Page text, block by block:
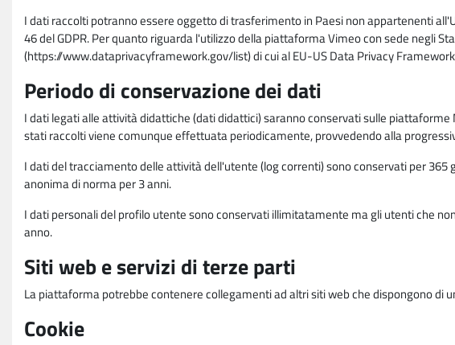
I dati raccolti potranno essere oggetto di trasferimento in Paesi non appartenenti
46 del GDPR. Per quanto riguarda l'utilizzo della piattaforma Vimeo con sede negli
(https://www.dataprivacyframework.gov/list) di cui al EU-US Data Privacy
Periodo di conservazione dei dati
I dati legati alle attività didattiche (dati didattici) saranno conservati sulle
stati raccolti viene comunque effettuata periodicamente, provvedendo alla
I dati del tracciamento delle attività dell'utente (log correnti) sono conservati per
anonima di norma per 3 anni.
I dati personali del profilo utente sono conservati illimitatamente ma gli utenti che
anno.
Siti web e servizi di terze parti
La piattaforma potrebbe contenere collegamenti ad altri siti web che dispongono
Cookie